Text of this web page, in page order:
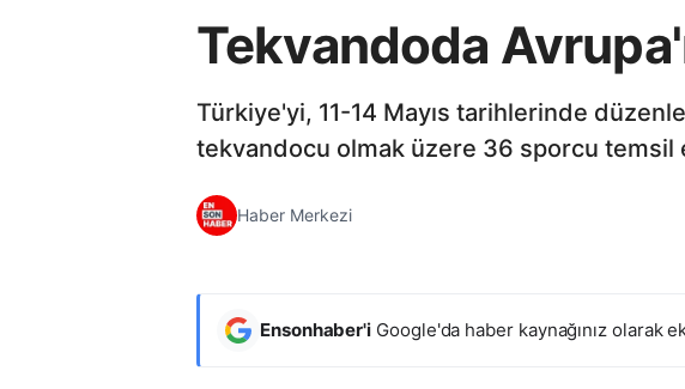
Tekvandoda
Türkiye'yi, 11-14 Mayıs tarihlerinde
tekvandocu olmak üzere 36 sporcu temsil
Haber Merkezi
Ensonhaber'i Google'da haber kaynağınız olarak